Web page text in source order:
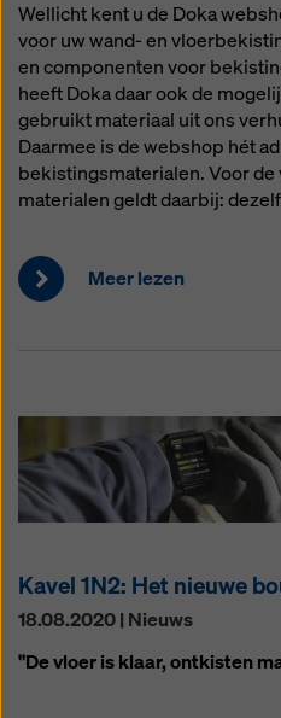
Wellicht kent u de Doka
voor uw wand- en
en componenten voor
heeft Doka daar ook de
gebruikt materiaal uit ons
Daarmee is de webshop hét
bekistingsmaterialen. Voor
materialen geldt daarbij:
Meer lezen
Kavel 1N2: Het nieuwe
18.08.2020 | Nieuws
"De vloer is klaar, ontkisten